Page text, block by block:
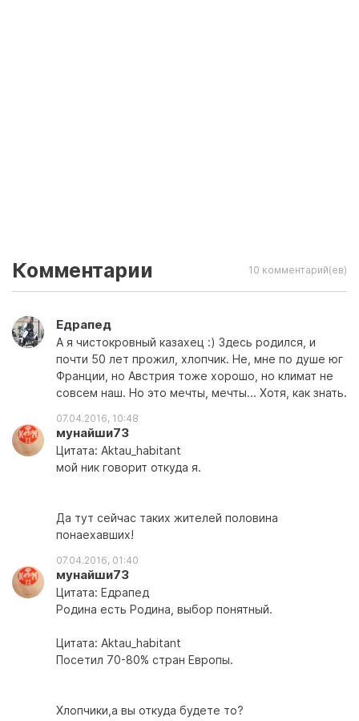
Комментарии 10 комментарий(ев)
Едрапед
А я чистокровный казахец :) Здесь родился, и
почти 50 лет прожил, хлопчик. Не, мне по душе юг
Франции, но Австрия тоже хорошо, но климат не
совсем наш. Но это мечты, мечты... Хотя, как знать.
07.04.2016, 10:48
мунайши73
Цитата: Aktau_habitant
мой ник говорит откуда я.
Да тут сейчас таких жителей половина
понаехавших!
07.04.2016, 01:40
мунайши73
Цитата: Едрапед
Родина есть Родина, выбор понятный.
Цитата: Aktau_habitant
Посетил 70-80% стран Европы.
Хлопчики,а вы откуда будете то?